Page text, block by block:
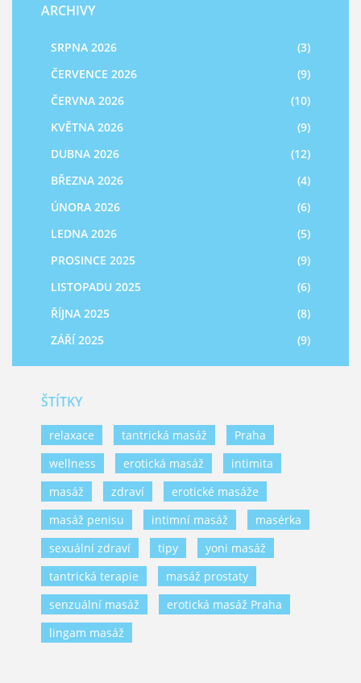
ARCHIVY
SRPNA 2026
(3)
ČERVENCE 2026
(9)
ČERVNA 2026
(10)
KVĚTNA 2026
(9)
DUBNA 2026
(12)
BŘEZNA 2026
(4)
ÚNORA 2026
(6)
LEDNA 2026
(5)
PROSINCE 2025
(9)
LISTOPADU 2025
(6)
ŘÍJNA 2025
(8)
ZÁŘÍ 2025
(9)
ŠTÍTKY
relaxace tantrická masáž
Praha
wellness
erotická masáž
intimita
masáž
zdraví
erotické masáže
masáž penisu
intimní masáž
masérka
sexuální zdraví
tipy
yoni masáž
tantrická terapie
masáž prostaty
senzuální masáž
erotická masáž Praha
lingam masáž